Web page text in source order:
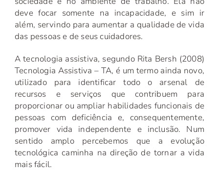
deve focar somente na incapacidade, e sim ir
além, servindo para aumentar a qualidade de vida
das pessoas e de seus cuidadores.
A tecnologia assistiva, segundo Rita Bersh (2008)
Tecnologia Assistiva – TA, é um termo ainda novo,
utilizado para identificar todo o arsenal de
recursos e serviços que contribuem para
proporcionar ou ampliar habilidades funcionais de
pessoas com deficiência e, consequentemente,
promover vida independente e inclusão. Num
sentido amplo percebemos que a evolução
tecnológica caminha na direção de tornar a vida
mais fácil.